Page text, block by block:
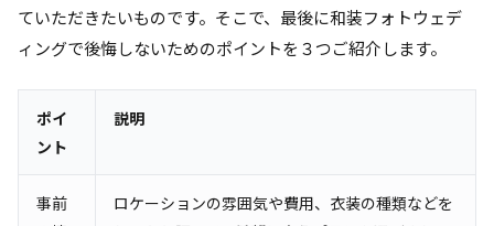
ていただきたいものです。そこで、最後に和装フォトウェデ
ィングで後悔しないためのポイントを３つご紹介します。
ポイ
ント
説明
事前
ロケーションの雰囲気や費用、衣装の種類などを